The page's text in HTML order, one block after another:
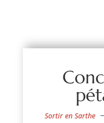
Sortir en Sarthe